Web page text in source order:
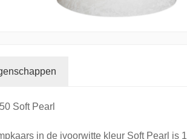
Soft Pearl
in de ivoorwitte kleur Soft Pearl is